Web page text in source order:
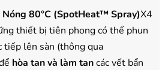
Nóng 80°C (SpotHeat™ Spray)X4
thiết bị tiên phong có thể phun
tiếp lên sàn (thông qua
hòa tan và làm tancác vết bẩn